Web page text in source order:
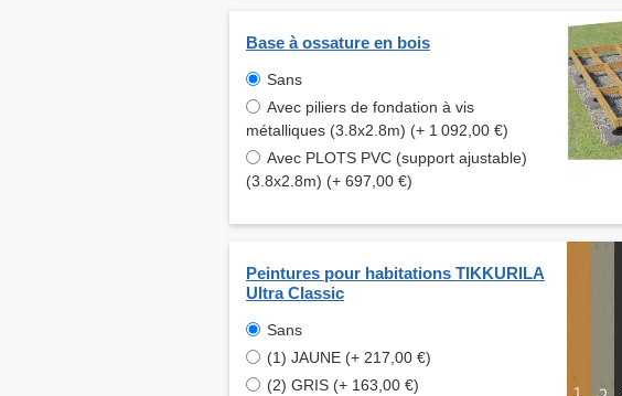
Base à ossature en bois
Sans
Avec piliers de fondation à vis
métalliques (3.8x2.8m) (+ 1 092,00 €)
Avec PLOTS PVC (support ajustable)
(3.8x2.8m) (+ 697,00 €)
Peintures pour habitations TIKKURILA
Ultra Classic
Sans
(1) JAUNE (+ 217,00 €)
(2) GRIS (+ 163,00 €)